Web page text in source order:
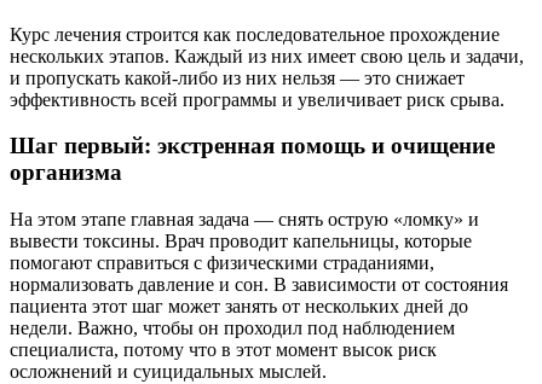
Курс лечения строится как последовательное прохождение
нескольких этапов. Каждый из них имеет свою цель и задачи,
и пропускать какой-либо из них нельзя — это снижает
эффективность всей программы и увеличивает риск срыва.
Шаг первый: экстренная помощь и очищение
организма
На этом этапе главная задача — снять острую «ломку» и
вывести токсины. Врач проводит капельницы, которые
помогают справиться с физическими страданиями,
нормализовать давление и сон. В зависимости от состояния
пациента этот шаг может занять от нескольких дней до
недели. Важно, чтобы он проходил под наблюдением
специалиста, потому что в этот момент высок риск
осложнений и суицидальных мыслей.